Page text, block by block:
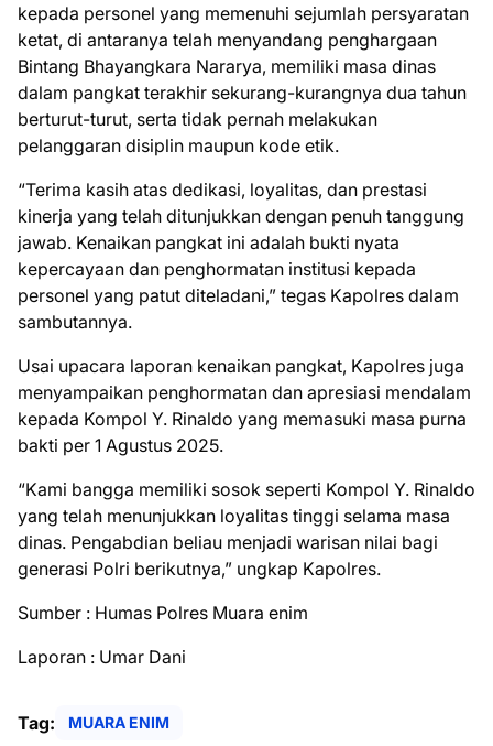
kepada personel yang memenuhi sejumlah persyaratan
ketat, di antaranya telah menyandang penghargaan
Bintang Bhayangkara Nararya, memiliki masa dinas
dalam pangkat terakhir sekurang-kurangnya dua tahun
berturut-turut, serta tidak pernah melakukan
pelanggaran disiplin maupun kode etik.
“Terima kasih atas dedikasi, loyalitas, dan prestasi
kinerja yang telah ditunjukkan dengan penuh tanggung
jawab. Kenaikan pangkat ini adalah bukti nyata
kepercayaan dan penghormatan institusi kepada
personel yang patut diteladani,” tegas Kapolres dalam
sambutannya.
Usai upacara laporan kenaikan pangkat, Kapolres juga
menyampaikan penghormatan dan apresiasi mendalam
kepada Kompol Y. Rinaldo yang memasuki masa purna
bakti per 1 Agustus 2025.
“Kami bangga memiliki sosok seperti Kompol Y. Rinaldo
yang telah menunjukkan loyalitas tinggi selama masa
dinas. Pengabdian beliau menjadi warisan nilai bagi
generasi Polri berikutnya,” ungkap Kapolres.
Sumber : Humas Polres Muara enim
Laporan : Umar Dani
Tag: MUARA ENIM